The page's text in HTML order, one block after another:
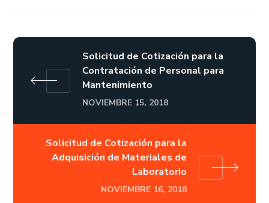
Solicitud de Cotización para la
Contratación de Personal para
Mantenimiento
NOVIEMBRE 15, 2018
Solicitud de Cotización para la
Adquisición de Materiales de
Laboratorio
NOVIEMBRE 16, 2018